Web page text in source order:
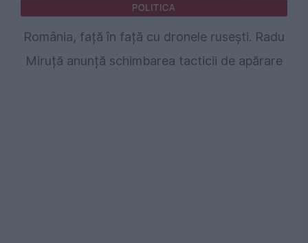
POLITICA
România, față în față cu dronele rusești. Radu
Miruță anunță schimbarea tacticii de apărare